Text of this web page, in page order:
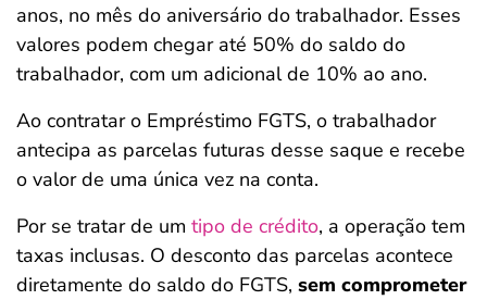
anos, no mês do aniversário do trabalhador. Esses
valores podem chegar até 50% do saldo do
trabalhador, com um adicional de 10% ao ano.
Ao contratar o Empréstimo FGTS, o trabalhador
antecipa as parcelas futuras desse saque e recebe
o valor de uma única vez na conta.
Por se tratar de um tipo de crédito, a operação tem
taxas inclusas. O desconto das parcelas acontece
diretamente do saldo do FGTS, sem comprometer